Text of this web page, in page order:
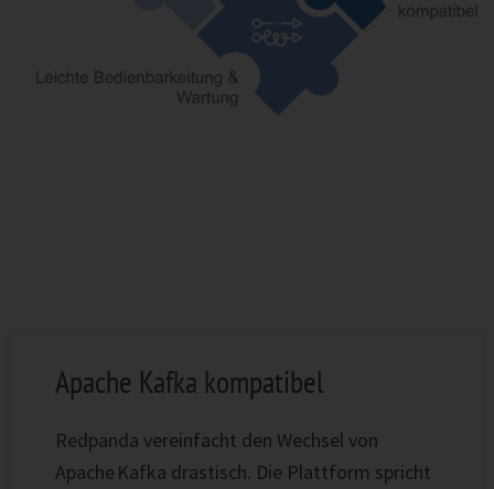
Apache Kafka kompatibel
Redpanda vereinfacht den Wechsel von
Apache Kafka drastisch. Die Plattform spricht